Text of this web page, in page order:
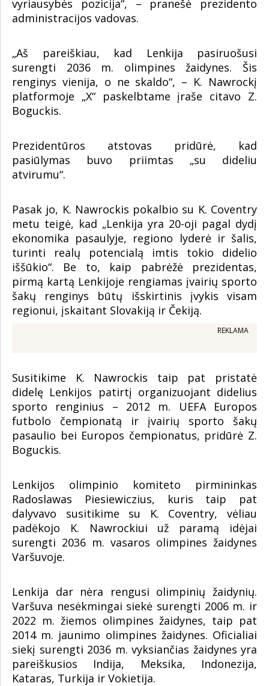
vyriausybės pozicija“, – pranešė prezidento
administracijos vadovas.
„Aš pareiškiau, kad Lenkija pasiruošusi
surengti 2036 m. olimpines žaidynes. Šis
renginys vienija, o ne skaldo“, – K. Nawrockį
platformoje „X“ paskelbtame įraše citavo Z.
Boguckis.
Prezidentūros atstovas pridūrė, kad
pasiūlymas buvo priimtas „su dideliu
atvirumu“.
Pasak jo, K. Nawrockis pokalbio su K. Coventry
metu teigė, kad „Lenkija yra 20-oji pagal dydį
ekonomika pasaulyje, regiono lyderė ir šalis,
turinti realų potencialą imtis tokio didelio
iššūkio“. Be to, kaip pabrėžė prezidentas,
pirmą kartą Lenkijoje rengiamas įvairių sporto
šakų renginys būtų išskirtinis įvykis visam
regionui, įskaitant Slovakiją ir Čekiją.
REKLAMA
Susitikime K. Nawrockis taip pat pristatė
didelę Lenkijos patirtį organizuojant didelius
sporto renginius – 2012 m. UEFA Europos
futbolo čempionatą ir įvairių sporto šakų
pasaulio bei Europos čempionatus, pridūrė Z.
Boguckis.
Lenkijos olimpinio komiteto pirmininkas
Radoslawas Piesiewiczius, kuris taip pat
dalyvavo susitikime su K. Coventry, vėliau
padėkojo K. Nawrockiui už paramą idėjai
surengti 2036 m. vasaros olimpines žaidynes
Varšuvoje.
Lenkija dar nėra rengusi olimpinių žaidynių.
Varšuva nesėkmingai siekė surengti 2006 m. ir
2022 m. žiemos olimpines žaidynes, taip pat
2014 m. jaunimo olimpines žaidynes. Oficialiai
siekį surengti 2036 m. vyksiančias žaidynes yra
pareiškusios Indija, Meksika, Indonezija,
Kataras, Turkija ir Vokietija.